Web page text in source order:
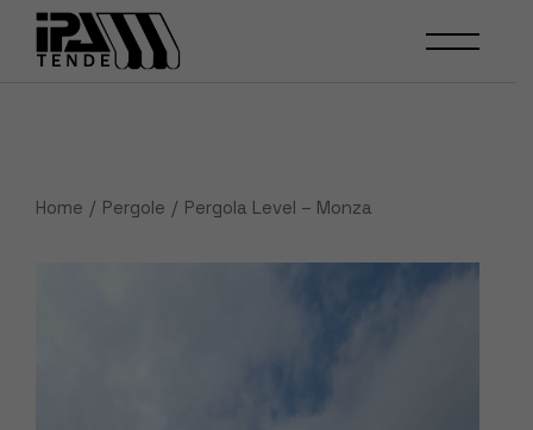
content
Home Pergole Pergola Level – Monza